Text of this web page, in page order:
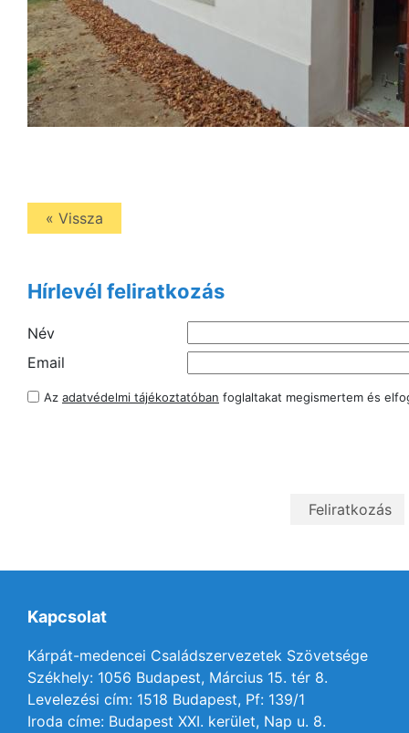
« Vissza
Hírlevél feliratkozás
Név
Email
Az adatvédelmi tájékoztatóban foglaltakat megismertem és
Kapcsolat
Kárpát-medencei Családszervezetek Szövetsége
Székhely: 1056 Budapest, Március 15. tér 8.
Levelezési cím: 1518 Budapest, Pf: 139/1
Iroda címe: Budapest XXI. kerület, Nap u. 8.